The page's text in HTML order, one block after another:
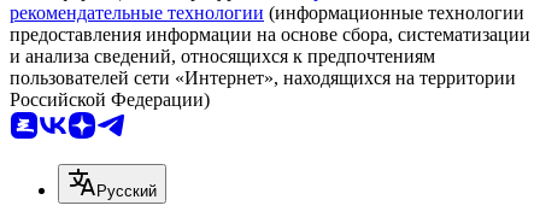
рекомендательные технологии (информационные технологии
предоставления информации на основе сбора, систематизации
и анализа сведений, относящихся к предпочтениям
пользователей сети «Интернет», находящихся на территории
Российской Федерации)
Русский